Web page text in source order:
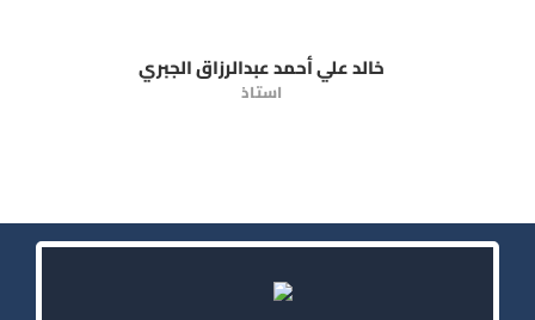
خالد علي أحمد عبدالرزاق الجبري
استاذ